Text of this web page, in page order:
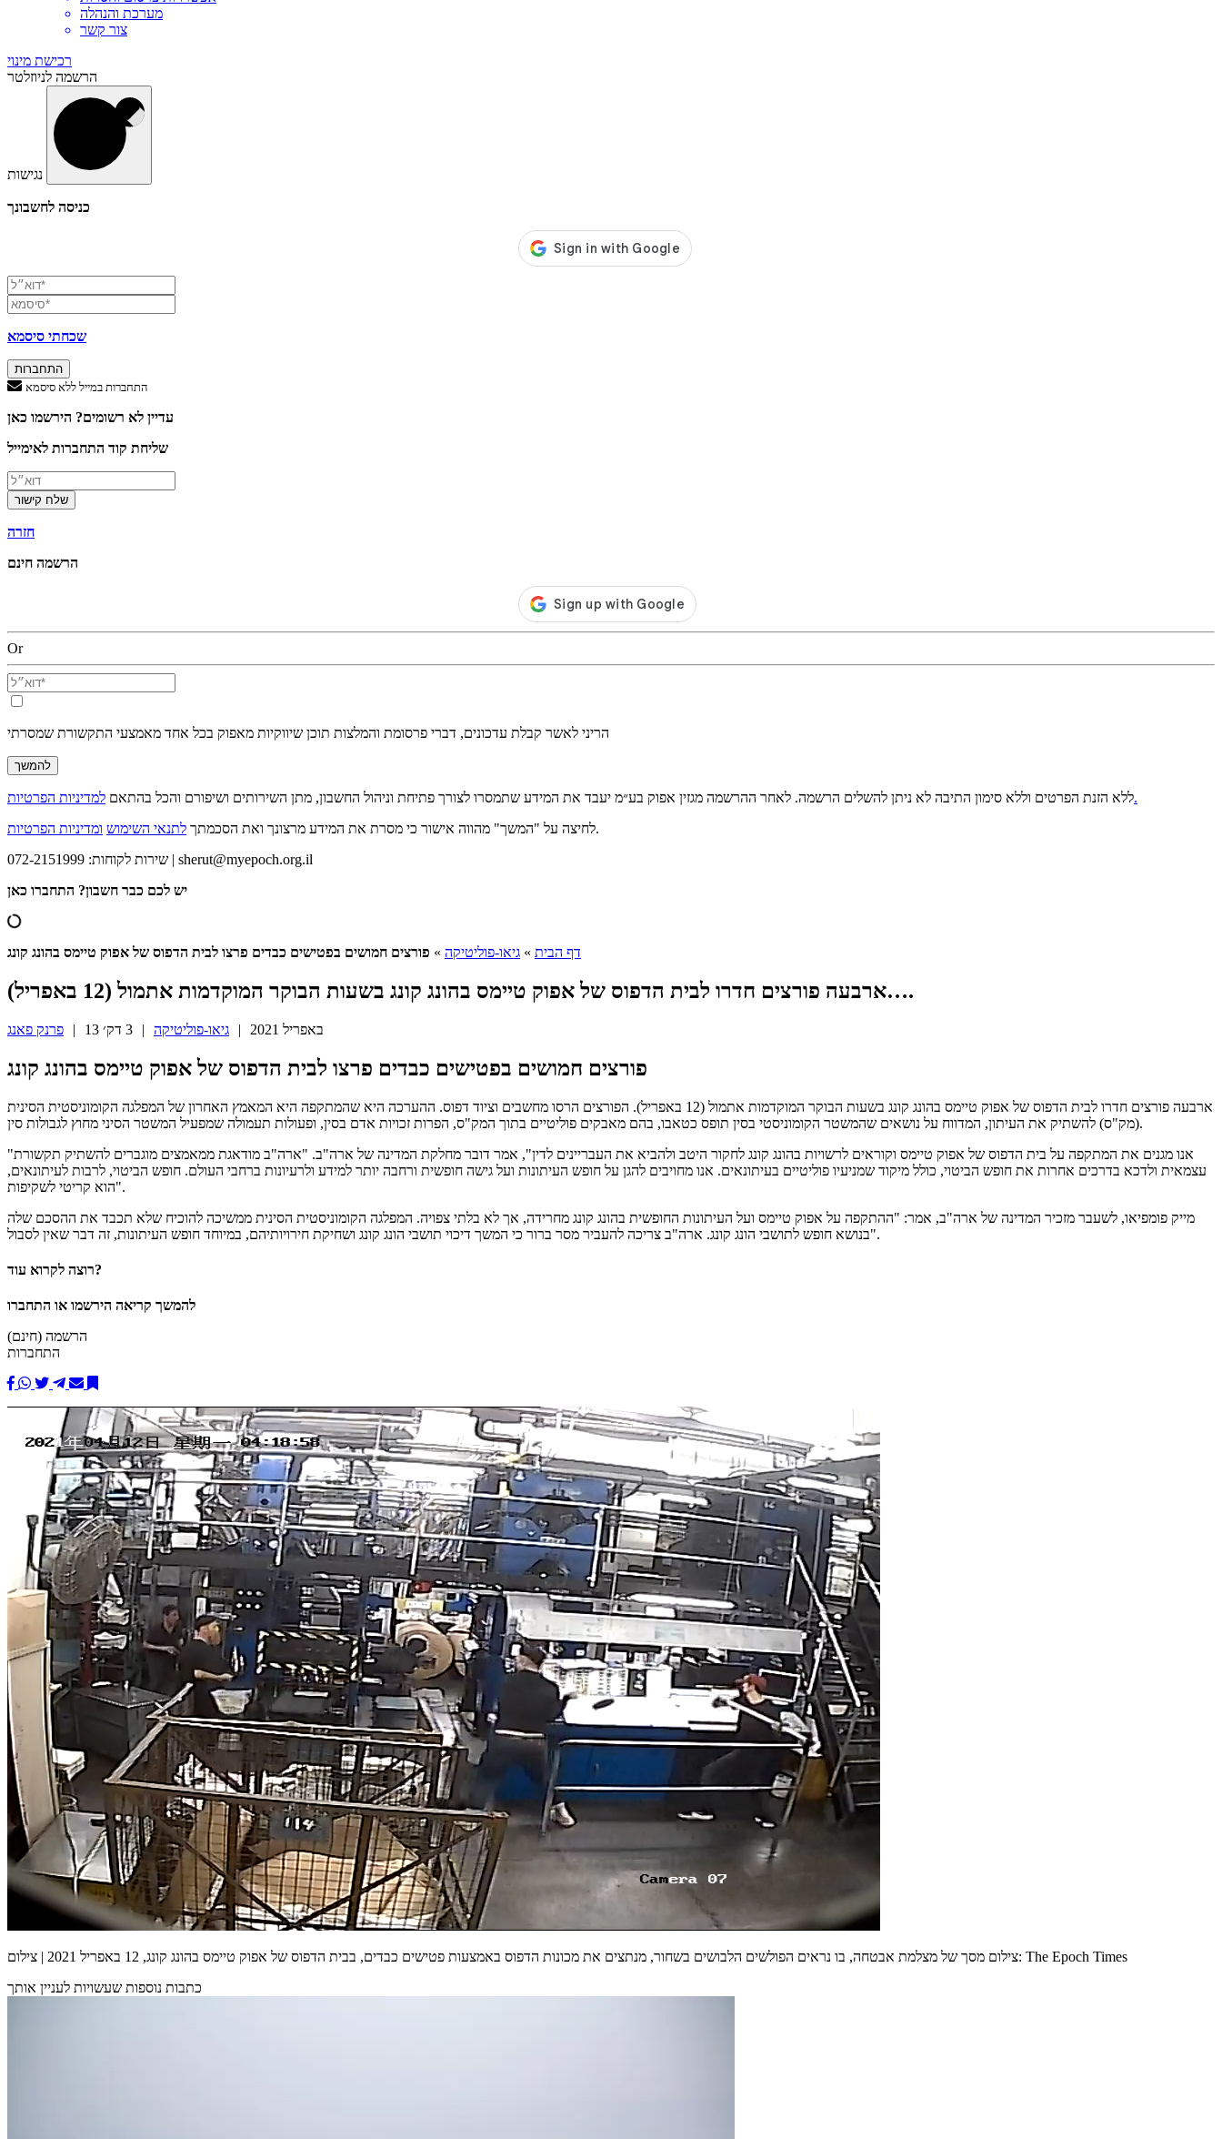
מערכת והנהלה
צור קשר
רכישת מינוי
הרשמה לניוזלטר
נגישות
כניסה לחשבונך
שכחתי סיסמא
התחברות
התחברות במייל ללא סיסמא
עדיין לא רשומים? הירשמו כאן
שליחת קוד התחברות לאימייל
שלח קישור
חזרה
הרשמה חינם
Or
הריני לאשר קבלת עדכונים, דברי פרסומת והמלצות תוכן שיווקיות מאפוק בכל אחד מאמצעי התקשורת שמסרתי
להמשך
ללא הזנת הפרטים וללא סימון התיבה לא ניתן להשלים הרשמה. לאחר ההרשמה מגזין אפוק בע״מ יעבד את המידע שתמסרו לצורך פתיחת וניהול החשבון, מתן השירותים ושיפורם והכל בהתאםלמדיניות הפרטיות.
לחיצה על "המשך" מהווה אישור כי מסרת את המידע מרצונך ואת הסכמתך לתנאי השימוש ומדיניות הפרטיות
.
שירות לקוחות: 072-2151999 | sherut@myepoch.org.il
יש לכם כבר חשבון? התחברו כאן
דף הבית » גיאו-פוליטיקה » פורצים חמושים בפטישים כבדים פרצו לבית הדפוס של אפוק טיימס בהונג קונג
ארבעה פורצים חדרו לבית הדפוס של אפוק טיימס בהונג קונג בשעות הבוקר המוקדמות אתמול (12 באפריל)….
פרנק פאנג | 13 באפריל 2021 | גיאו-פוליטיקה |
פורצים חמושים בפטישים כבדים פרצו לבית הדפוס של אפוק טיימס בהונג קונג
ארבעה פורצים חדרו לבית הדפוס של אפוק טיימס בהונג קונג בשעות הבוקר המוקדמות אתמול (12 באפריל). הפורצים הרסו מחשבים וציוד דפוס. ההערכה היא שהמתקפה היא המאמץ האחרון של המפלגה הקומוניסטית הסינית
(מק"ס) להשתיק את העיתון, המדווח על נושאים שהמשטר הקומוניסטי בסין תופס כטאבו, בהם מאבקים פוליטיים בתוך המק"ס, הפרות זכויות אדם בסין, ופעולות תעמולה שמפעיל המשטר הסיני מחוץ לגבולות סין.
"אנו מגנים את המתקפה על בית הדפוס של אפוק טיימס וקוראים לרשויות בהונג קונג לחקור היטב ולהביא את העבריינים לדין", אמר דובר מחלקת המדינה של ארה"ב. "ארה"ב מודאגת ממאמצים מוגברים להשתיק תקשורת
עצמאית ולדכא בדרכים אחרות את חופש הביטוי, כולל מיקוד שמניעיו פוליטיים בעיתונאים. אנו מחויבים להגן על חופש העיתונות ועל גישה חופשית ורחבה יותר למידע ולרעיונות ברחבי העולם. חופש הביטוי, לרבות לעיתונאים,
הוא קריטי לשקיפות".
מייק פומפיאו, לשעבר מזכיר המדינה של ארה"ב, אמר: "ההתקפה על אפוק טיימס ועל העיתונות החופשית בהונג קונג מחרידה, אך לא בלתי צפויה. המפלגה הקומוניסטית הסינית ממשיכה להוכיח שלא תכבד את ההסכם שלה
בנושא חופש לתושבי הונג קונג. ארה"ב צריכה להעביר מסר ברור כי המשך דיכוי תושבי הונג קונג ושחיקת חירויותיהם, במיוחד חופש העיתונות, זה דבר שאין לסבול".
רוצה לקרוא עוד?
להמשך קריאה הירשמו או התחברו
הרשמה (חינם)
התחברות
צילום מסך של מצלמת אבטחה, בו נראים הפולשים הלבושים בשחור, מנתצים את מכונות הדפוס באמצעות פטישים כבדים, בבית הדפוס של אפוק טיימס בהונג קונג, 12 באפריל 2021 | צילום: The Epoch Times
כתבות נוספות שעשויות לעניין אותך